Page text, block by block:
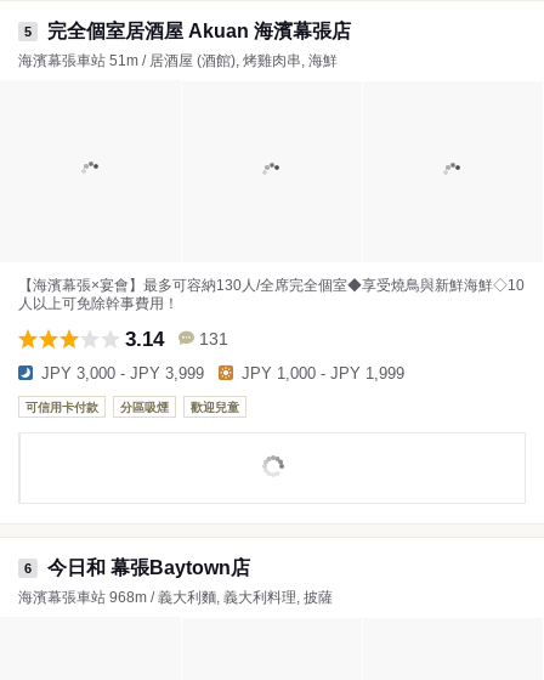
5 完全個室居酒屋 Akuan 海濱幕張店
海濱幕張車站 51m / 居酒屋 (酒館), 烤雞肉串, 海鮮
【海濱幕張×宴會】最多可容納130人/全席完全個室◆享受燒鳥與新鮮海鮮◇10
人以上可免除幹事費用！
3.14 131
JPY 3,000 - JPY 3,999 JPY 1,000 - JPY 1,999
可信用卡付款 分區吸煙 歡迎兒童
6 今日和 幕張Baytown店
海濱幕張車站 968m / 義大利麵, 義大利料理, 披薩